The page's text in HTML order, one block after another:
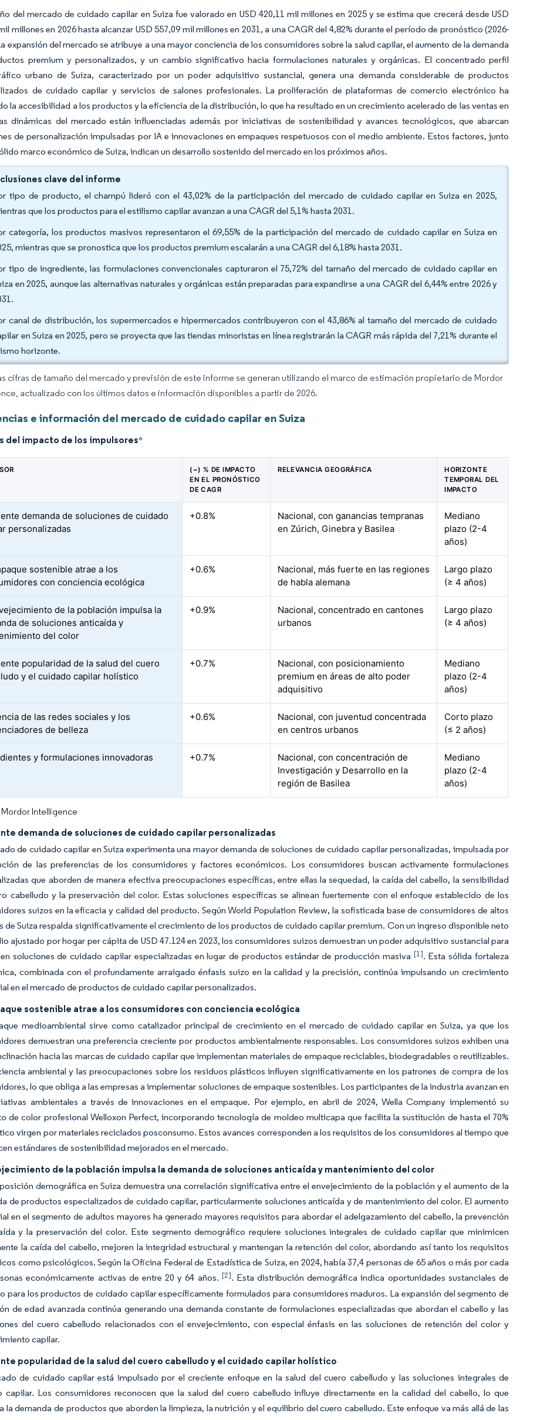
del mercado de cuidado capilar en Suiza fue valorado en USD 420,11 mil millones en 2025 y se estima que crecerá desde USD
millones en 2026 hasta alcanzar USD 557,09 mil millones en 2031, a una CAGR del 4,82% durante el período de pronóstico (2026-
expansión del mercado se atribuye a una mayor conciencia de los consumidores sobre la salud capilar, el aumento de la demanda
premium y personalizados, y un cambio significativo hacia formulaciones naturales y orgánicas. El concentrado perfil
urbano de Suiza, caracterizado por un poder adquisitivo sustancial, genera una demanda considerable de productos
de cuidado capilar y servicios de salones profesionales. La proliferación de plataformas de comercio electrónico ha
la accesibilidad a los productos y la eficiencia de la distribución, lo que ha resultado en un crecimiento acelerado de las ventas en
dinámicas del mercado están influenciadas además por iniciativas de sostenibilidad y avances tecnológicos, que abarcan
de personalización impulsadas por IA e innovaciones en empaques respetuosos con el medio ambiente. Estos factores, junto
marco económico de Suiza, indican un desarrollo sostenido del mercado en los próximos años.
clave del informe
tipo de producto, el champú lideró con el 43,02% de la participación del mercado de cuidado capilar en Suiza en 2025,
que los productos para el estilismo capilar avanzan a una CAGR del 5,1% hasta 2031.
categoría, los productos masivos representaron el 69,55% de la participación del mercado de cuidado capilar en Suiza en
mientras que se pronostica que los productos premium escalarán a una CAGR del 6,18% hasta 2031.
tipo de ingrediente, las formulaciones convencionales capturaron el 75,72% del tamaño del mercado de cuidado capilar en
en 2025, aunque las alternativas naturales y orgánicas están preparadas para expandirse a una CAGR del 6,44% entre 2026 y
canal de distribución, los supermercados e hipermercados contribuyeron con el 43,86% al tamaño del mercado de cuidado
en Suiza en 2025, pero se proyecta que las tiendas minoristas en línea registrarán la CAGR más rápida del 7,21% durante el
horizonte.
cifras de tamaño del mercado y previsión de este informe se generan utilizando el marco de estimación propietario de Mordor
actualizado con los últimos datos e información disponibles a partir de 2026.
e información del mercado de cuidado capilar en Suiza
del impacto de los impulsores*
(~) % DE IMPACTO
EN EL PRONÓSTICO
DE CAGR
RELEVANCIA GEOGRÁFICA
HORIZONTE
TEMPORAL DEL
IMPACTO
demanda de soluciones de cuidado
personalizadas
+0.8%
Nacional, con ganancias tempranas
en Zúrich, Ginebra y Basilea
Mediano
plazo (2-4
años)
sostenible atrae a los
con conciencia ecológica
+0.6%
Nacional, más fuerte en las regiones
de habla alemana
Largo plazo
(≥ 4 años)
de la población impulsa la
de soluciones anticaída y
del color
+0.9%
Nacional, concentrado en cantones
urbanos
Largo plazo
(≥ 4 años)
popularidad de la salud del cuero
y el cuidado capilar holístico
+0.7%
Nacional, con posicionamiento
premium en áreas de alto poder
adquisitivo
Mediano
plazo (2-4
años)
de las redes sociales y los
de belleza
+0.6%
Nacional, con juventud concentrada
en centros urbanos
Corto plazo
(≤ 2 años)
y formulaciones innovadoras +0.7%
Nacional, con concentración de
Investigación y Desarrollo en la
región de Basilea
Mediano
plazo (2-4
años)
Mordor Intelligence
demanda de soluciones de cuidado capilar personalizadas
de cuidado capilar en Suiza experimenta una mayor demanda de soluciones de cuidado capilar personalizadas, impulsada por
de las preferencias de los consumidores y factores económicos. Los consumidores buscan activamente formulaciones
que aborden de manera efectiva preocupaciones específicas, entre ellas la sequedad, la caída del cabello, la sensibilidad
cabelludo y la preservación del color. Estas soluciones específicas se alinean fuertemente con el enfoque establecido de los
suizos en la eficacia y calidad del producto. Según World Population Review, la sofisticada base de consumidores de altos
de Suiza respalda significativamente el crecimiento de los productos de cuidado capilar premium. Con un ingreso disponible neto
ajustado por hogar per cápita de USD 47.124 en 2023, los consumidores suizos demuestran un poder adquisitivo sustancial para
soluciones de cuidado capilar especializadas en lugar de productos estándar de producción masiva [1]. Esta sólida fortaleza
combinada con el profundamente arraigado énfasis suizo en la calidad y la precisión, continúa impulsando un crecimiento
en el mercado de productos de cuidado capilar personalizados.
sostenible atrae a los consumidores con conciencia ecológica
medioambiental sirve como catalizador principal de crecimiento en el mercado de cuidado capilar en Suiza, ya que los
demuestran una preferencia creciente por productos ambientalmente responsables. Los consumidores suizos exhiben una
hacia las marcas de cuidado capilar que implementan materiales de empaque reciclables, biodegradables o reutilizables.
ambiental y las preocupaciones sobre los residuos plásticos influyen significativamente en los patrones de compra de los
lo que obliga a las empresas a implementar soluciones de empaque sostenibles. Los participantes de la industria avanzan en
ambientales a través de innovaciones en el empaque. Por ejemplo, en abril de 2024, Wella Company implementó su
de color profesional Welloxon Perfect, incorporando tecnología de moldeo multicapa que facilita la sustitución de hasta el 70%
virgen por materiales reciclados posconsumo. Estos avances corresponden a los requisitos de los consumidores al tiempo que
estándares de sostenibilidad mejorados en el mercado.
de la población impulsa la demanda de soluciones anticaída y mantenimiento del color
demográfica en Suiza demuestra una correlación significativa entre el envejecimiento de la población y el aumento de la
de productos especializados de cuidado capilar, particularmente soluciones anticaída y de mantenimiento del color. El aumento
en el segmento de adultos mayores ha generado mayores requisitos para abordar el adelgazamiento del cabello, la prevención
y la preservación del color. Este segmento demográfico requiere soluciones integrales de cuidado capilar que minimicen
la caída del cabello, mejoren la integridad estructural y mantengan la retención del color, abordando así tanto los requisitos
como psicológicos. Según la Oficina Federal de Estadística de Suiza, en 2024, había 37,4 personas de 65 años o más por cada
económicamente activas de entre 20 y 64 años. [2]. Esta distribución demográfica indica oportunidades sustanciales de
para los productos de cuidado capilar específicamente formulados para consumidores maduros. La expansión del segmento de
de edad avanzada continúa generando una demanda constante de formulaciones especializadas que abordan el cabello y las
del cuero cabelludo relacionados con el envejecimiento, con especial énfasis en las soluciones de retención del color y
capilar.
popularidad de la salud del cuero cabelludo y el cuidado capilar holístico
de cuidado capilar está impulsado por el creciente enfoque en la salud del cuero cabelludo y las soluciones integrales de
capilar. Los consumidores reconocen que la salud del cuero cabelludo influye directamente en la calidad del cabello, lo que
la demanda de productos que aborden la limpieza, la nutrición y el equilibrio del cuero cabelludo. Este enfoque va más allá de las